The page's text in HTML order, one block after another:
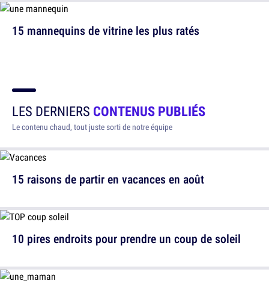
15 mannequins de vitrine les plus ratés
LES DERNIERS CONTENUS PUBLIÉS
Le contenu chaud, tout juste sorti de notre équipe
15 raisons de partir en vacances en août
10 pires endroits pour prendre un coup de soleil